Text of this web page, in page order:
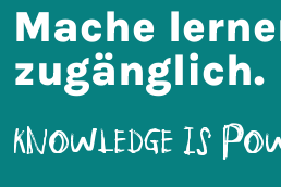
Mache
zugänglich.
Knowledge is